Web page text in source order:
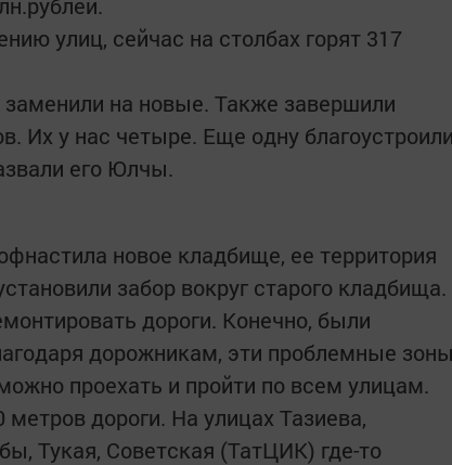
улиц, сейчас на столбах горят 317
на новые. Также завершили
Их у нас четыре. Еще одну
его Юлчы.
новое кладбище, ее территория
забор вокруг старого кладбища.
дороги. Конечно, были
дорожникам, эти проблемные
проехать и пройти по всем улицам.
дороги. На улицах Тазиева,
Тукая, Советская (ТатЦИК) где-то